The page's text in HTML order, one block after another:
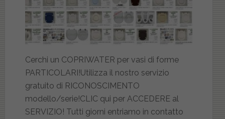
Cerchi un COPRIWATER per vasi di forme
PARTICOLARI!Utilizza il nostro servizio
gratuito di RICONOSCIMENTO
modello/serie!CLIC qui per ACCEDERE al
SERVIZIO! Tutti giorni entriamo in contatto